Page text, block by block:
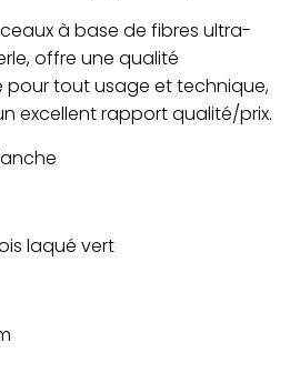
à base de fibres ultra-
offre une qualité
pour tout usage et technique,
excellent rapport qualité/prix.
laqué vert